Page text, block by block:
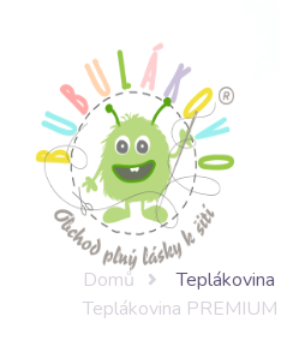
Domů Teplákovina
Teplákovina